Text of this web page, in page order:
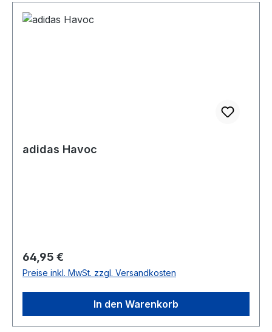
adidas Havoc
Regulärer Preis:
64,95 €
Preise inkl. MwSt. zzgl. Versandkosten
In den Warenkorb